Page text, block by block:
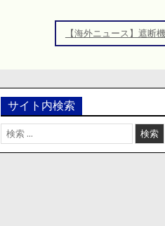
ョ
ン
【海外ニュース】遮断
サイト内検索
検
索: